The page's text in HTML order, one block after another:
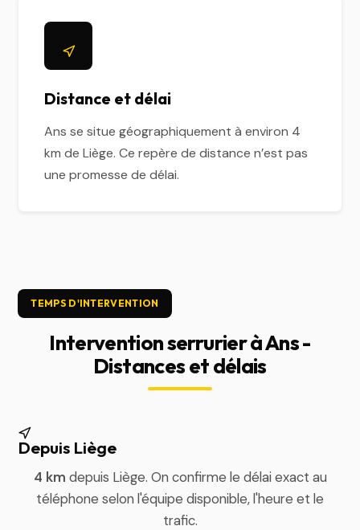
Distance et délai
Ans se situe géographiquement à environ 4
km de Liège. Ce repère de distance n’est pas
une promesse de délai.
TEMPS D'INTERVENTION
Intervention serrurier à Ans -
Distances et délais
Depuis Liège
4 km depuis Liège. On confirme le délai exact au
téléphone selon l'équipe disponible, l'heure et le
trafic.